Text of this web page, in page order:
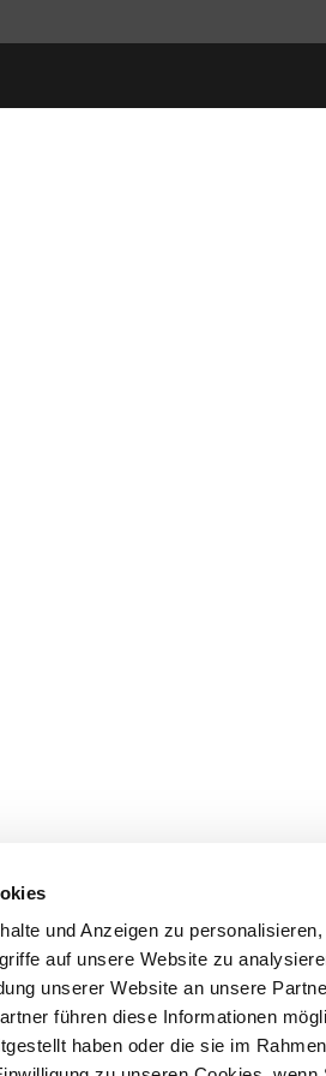
und Anzeigen zu
auf unsere Website zu
unserer Website an unsere
führen diese Informationen
haben oder die sie im